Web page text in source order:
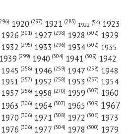
«Красный Север»
— «Красный Север»
1920 (297) 1921 (285) 1922 (54) 1923
1926 (301) 1927 (298) 1928 (302) 1929
1932 (295) 1933 (296) 1934 (302) 1935
1939 (299) 1940 (304) 1941 (309) 1942
1945 (258) 1946 (259) 1947 (258) 1948
1951 (257) 1952 (258) 1953 (257) 1954
1957 (256) 1958 (270) 1959 (307) 1960
1963 (306) 1964 (307) 1965 (309) 1967
1970 (306) 1971 (308) 1972 (306) 1973
1976 (306) 1977 (304) 1978 (300) 1979